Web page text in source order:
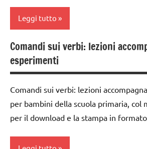
scienze:
fisica e
TUTTI GLI
ARGOMENTI
PER ETA'
TUTTI GLI
ARTICOLI
classe
classi
medie
dai
3 ai
6
dai
Leggi tutto
classe
1a
2a
3a
Comandi sui verbi: lezioni
esperimenti
Comandi sui verbi: lezioni
per bambini della scuola primaria, col
per il download e la stampa in